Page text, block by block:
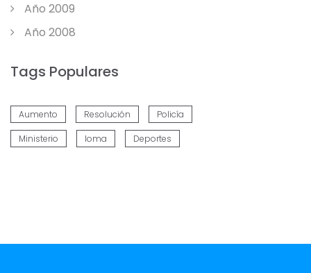
Año 2009
Año 2008
Tags Populares
Aumento Resolución Policía
Ministerio Ioma Deportes